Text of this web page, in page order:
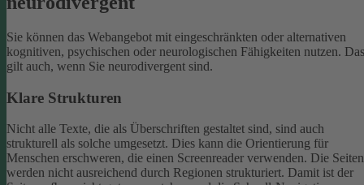
Sie können das Webangebot mit eingeschränkten oder alternativen
kognitiven, psychischen oder neurologischen Fähigkeiten nutzen. Das
gilt auch, wenn Sie neurodivergent sind.
Klare Strukturen
Nicht alle Texte, die als Überschriften gestaltet sind, sind auch
strukturell als solche umgesetzt. Dies kann die Orientierung für
Menschen erschweren, die einen Screenreader verwenden. Die Seiten
werden nicht ausreichend durch Regionen strukturiert. Damit ist der